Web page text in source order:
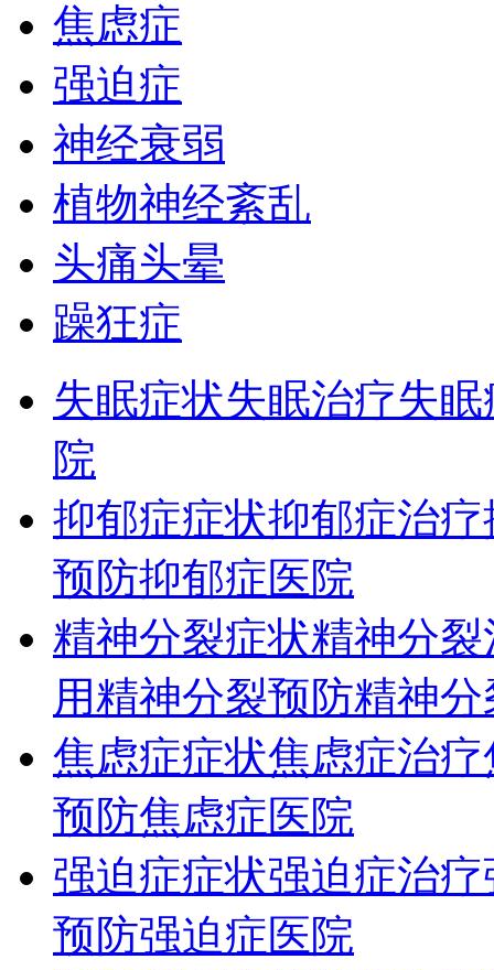
焦虑症
强迫症
神经衰弱
植物神经紊乱
头痛头晕
躁狂症
失眠症状失眠治疗失
院
抑郁症症状抑郁症治疗
预防抑郁症医院
精神分裂症状精神分裂
用精神分裂预防精神
焦虑症症状焦虑症治疗
预防焦虑症医院
强迫症症状强迫症治疗
预防强迫症医院